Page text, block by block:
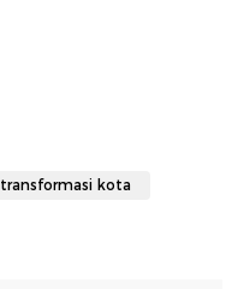
transformasi kota